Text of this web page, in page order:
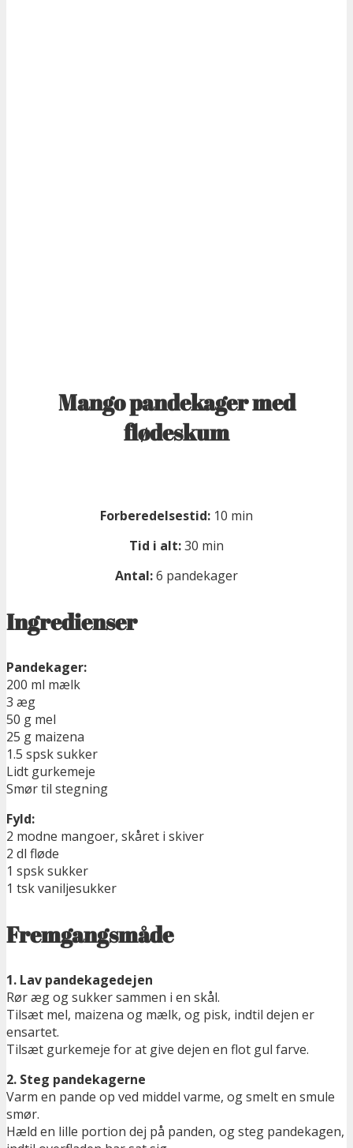
Mango pandekager med
flødeskum
Forberedelsestid: 10 min
Tid i alt:30 min
Antal:6 pandekager
Ingredienser
Pandekager:
200 ml mælk
3 æg
50 g mel
25 g maizena
1.5 spsk sukker
Lidt gurkemeje
Smør til stegning
Fyld:
2 modne mangoer, skåret i skiver
2 dl fløde
1 spsk sukker
1 tsk vaniljesukker
Fremgangsmåde
1. Lav pandekagedejen
Rør æg og sukker sammen i en skål.
Tilsæt mel, maizena og mælk, og pisk, indtil dejen er
ensartet.
Tilsæt gurkemeje for at give dejen en flot gul farve.
2. Steg pandekagerne
Varm en pande op ved middel varme, og smelt en smule
smør.
Hæld en lille portion dej på panden, og steg pandekagen,